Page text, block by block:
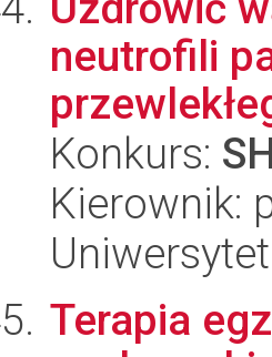
neutrofili
Konkurs:
Kierownik:
Terapia